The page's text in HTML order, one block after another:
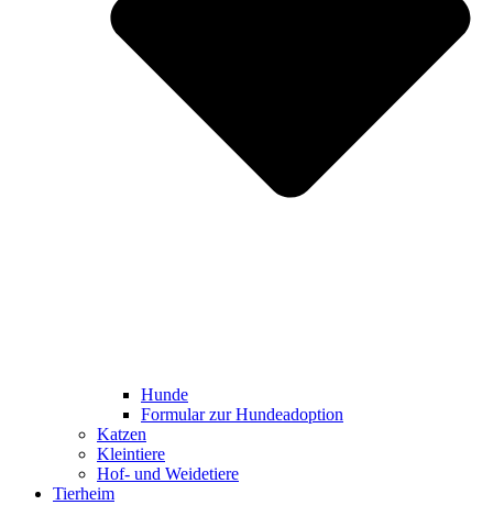
Hunde
Formular zur Hundeadoption
Katzen
Kleintiere
Hof- und Weidetiere
Tierheim